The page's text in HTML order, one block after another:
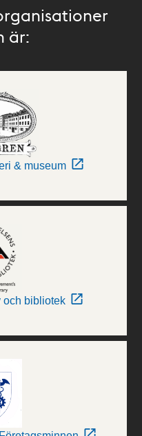
är:
& museum
och bibliotek